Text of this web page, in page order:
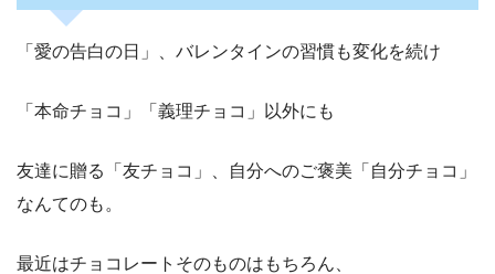
「愛の告白の日」、バレンタインの習慣も変化を続け
「本命チョコ」「義理チョコ」以外にも
友達に贈る「友チョコ」、自分へのご褒美「自分チョコ」
なんてのも。
最近はチョコレートそのものはもちろん、